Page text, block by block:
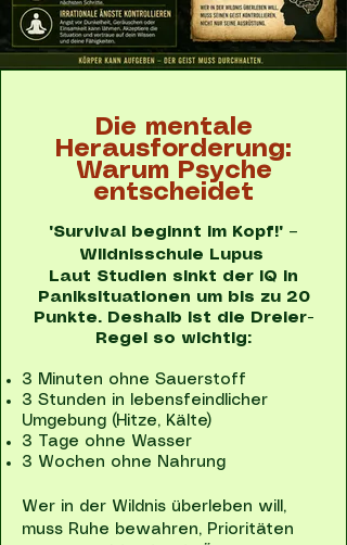
Die mentale
Herausforderung:
Warum Psyche
entscheidet
"Survival beginnt im Kopf!" –
Wildnisschule Lupus
Laut Studien sinkt der IQ in
Paniksituationen um bis zu 20
Punkte. Deshalb ist die Dreier-
Regel so wichtig:
3 Minuten ohne Sauerstoff
3 Stunden in lebensfeindlicher
Umgebung (Hitze, Kälte)
3 Tage ohne Wasser
3 Wochen ohne Nahrung
Wer in der Wildnis überleben will,
muss Ruhe bewahren, Prioritäten